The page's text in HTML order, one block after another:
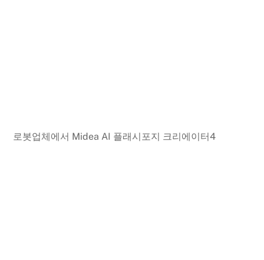
로봇업체에서 Midea AI 플래시포지 크리에이터4